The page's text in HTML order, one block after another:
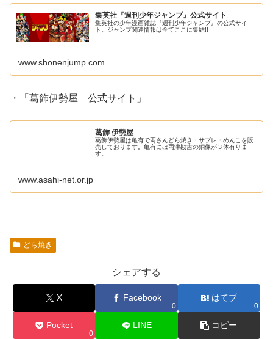
集英社『週刊少年ジャンプ』公式サイト
集英社の少年漫画雑誌『週刊少年ジャンプ』の公式サイ
ト。ジャンプ関連情報は全てここに集結!!
www.shonenjump.com
・「葛飾伊勢屋 公式サイト」
葛飾 伊勢屋
葛飾伊勢屋は亀有で両さんどら焼き・サブレ・めんこを販
売しております。亀有には両津勘吉の銅像が３体有りま
す。
www.asahi-net.or.jp
どら焼き
シェアする
X Facebook
0
はてブ
0
Pocket
0
LINE コピー